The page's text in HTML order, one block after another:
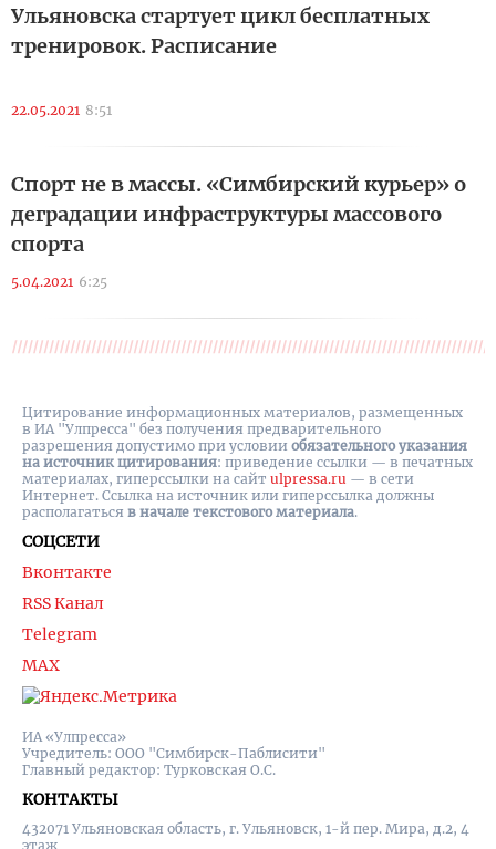
Ульяновска стартует цикл бесплатных
тренировок. Расписание
22.05.2021 8:51
Спорт не в массы. «Симбирский курьер» о
деградации инфраструктуры массового
спорта
5.04.2021 6:25
ИА «Улпресса»
Учредитель: ООО "Симбирск-Паблисити"
Главный редактор: Турковская О.С.
КОНТАКТЫ
432071 Ульяновская область, г. Ульяновск, 1-й пер. Мира, д.2, 4
этаж
СОЦСЕТИ
Вконтакте
RSS Канал
Telegram
MAX
Цитирование информационных материалов, размещенных
в ИА "Улпресса" без получения предварительного
разрешения допустимо при условии обязательного указания
на источник цитирования: приведение ссылки — в печатных
материалах, гиперссылки на cайт ulpressa.ru — в сети
Интернет. Ссылка на источник или гиперссылка должны
располагаться в начале текстового материала.